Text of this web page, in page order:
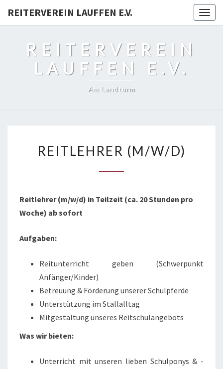
REITERVEREIN LAUFFEN E.V.
REITERVEREIN
LAUFFEN E.V.
Am Landturm
(M/W/D)
REITLEHRER (M/W/D)
Reitlehrer (m/w/d) in Teilzeit (ca. 20 Stunden pro
Woche) ab sofort
Aufgaben:
Reitunterricht geben (Schwerpunkt
Anfänger/Kinder)
Betreuung & Förderung unserer Schulpferde
Unterstützung im Stallalltag
Mitgestaltung unseres Reitschulangebots
Was wir bieten:
Unterricht mit unseren lieben Schulponys & -